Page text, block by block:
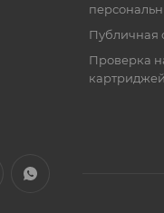
Публичная
Проверка